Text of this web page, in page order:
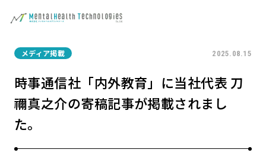
メディア掲載 2025.08.15
時事通信社「内外教育」に当社代表 刀
禰真之介の寄稿記事が掲載されまし
た。